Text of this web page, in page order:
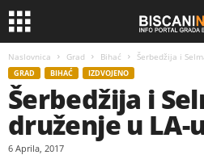
Naslovnica Grad Bihać Šerbedžija i
GRAD BIHAĆ IZDVOJENO
Šerbedžija i
druženje u LA-
6 Aprila, 2017